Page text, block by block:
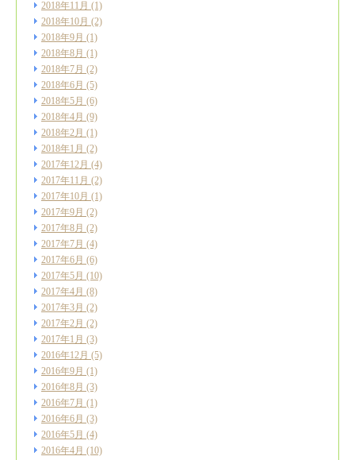
2018年11月 (1)
2018年10月 (2)
2018年9月 (1)
2018年8月 (1)
2018年7月 (2)
2018年6月 (5)
2018年5月 (6)
2018年4月 (9)
2018年2月 (1)
2018年1月 (2)
2017年12月 (4)
2017年11月 (2)
2017年10月 (1)
2017年9月 (2)
2017年8月 (2)
2017年7月 (4)
2017年6月 (6)
2017年5月 (10)
2017年4月 (8)
2017年3月 (2)
2017年2月 (2)
2017年1月 (3)
2016年12月 (5)
2016年9月 (1)
2016年8月 (3)
2016年7月 (1)
2016年6月 (3)
2016年5月 (4)
2016年4月 (10)